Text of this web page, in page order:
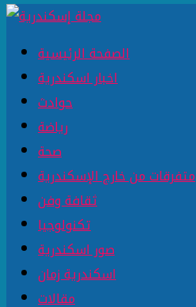
الصفحة الرئيسية
اخبار اسكندرية
حوادث
رياضة
صحة
متفرقات من خارج الإسكندرية
ثقافة وفن
تكنولوجيا
صور اسكندرية
اسكندرية زمان
مقالات